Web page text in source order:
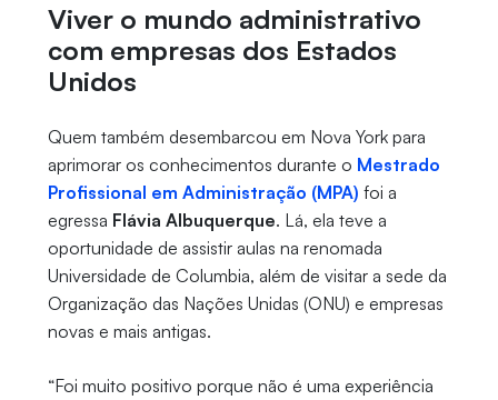
Viver o mundo administrativo
com empresas dos Estados
Unidos
Quem também desembarcou em Nova York para
aprimorar os conhecimentos durante o Mestrado
Profissional em Administração (MPA) foi a
egressa Flávia Albuquerque. Lá, ela teve a
oportunidade de assistir aulas na renomada
Universidade de Columbia, além de visitar a sede da
Organização das Nações Unidas (ONU) e empresas
novas e mais antigas.
“Foi muito positivo porque não é uma experiência